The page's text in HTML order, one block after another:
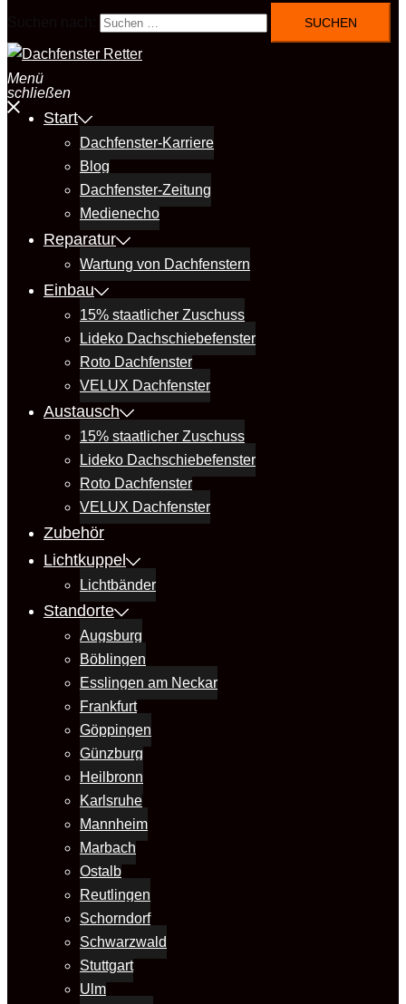
Menü
schließen
Start
Dachfenster-Karriere
Blog
Dachfenster-Zeitung
Medienecho
Reparatur
Wartung von Dachfenstern
Einbau
15% staatlicher Zuschuss
Lideko Dachschiebefenster
Roto Dachfenster
VELUX Dachfenster
Austausch
15% staatlicher Zuschuss
Lideko Dachschiebefenster
Roto Dachfenster
VELUX Dachfenster
Zubehör
Lichtkuppel
Lichtbänder
Standorte
Augsburg
Böblingen
Esslingen am Neckar
Frankfurt
Göppingen
Günzburg
Heilbronn
Karlsruhe
Mannheim
Marbach
Ostalb
Reutlingen
Schorndorf
Schwarzwald
Stuttgart
Ulm